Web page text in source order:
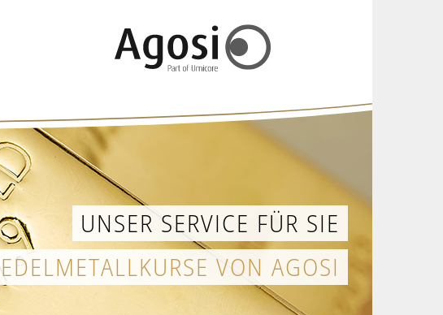
UNSER SERVICE FÜR SIE
EDELMETALLKURSE VON AGOSI